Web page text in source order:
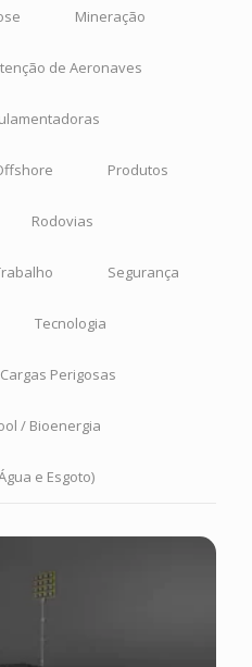
Mineração
de Aeronaves
Produtos
Rodovias
Segurança
Tecnologia
Perigosas
/ Bioenergia
e Esgoto)